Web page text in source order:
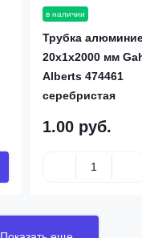
в наличии
Трубка
20х1х2000 мм
Alberts 474461
серебристая
1.00 руб.